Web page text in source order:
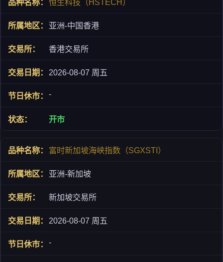
恒生科技（HSTECH）
亚洲-中国香港
香港交易所
2026-08-07 周五
-
开市
富时新加坡海峡指数（SGXSTI）
亚洲-新加坡
新加坡交易所
2026-08-07 周五
-